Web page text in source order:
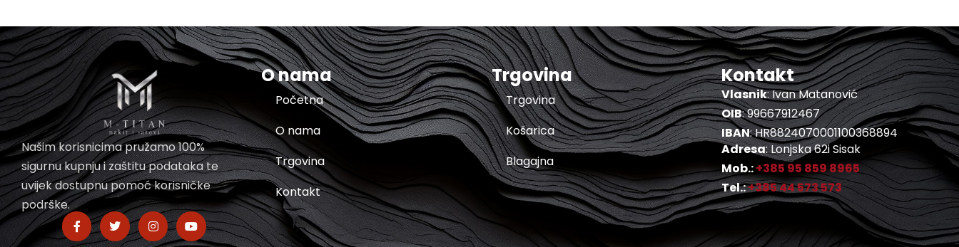
Našim korisnicima pružamo 100%
sigurnu kupnju i zaštitu podataka te
uvijek dostupnu pomoć korisničke
podrške.
O nama
Početna
O nama
Trgovina
Kontakt
Trgovina
Trgovina
Košarica
Blagajna
Kontakt
Vlasnik: Ivan Matanović
OIB: 99667912467
IBAN: HR8824070001100368894
Adresa: Lonjska 62i Sisak
Mob.:+385 95 859 8965
Tel.:+385 44 573 573